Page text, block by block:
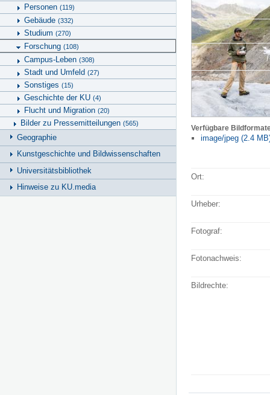
Personen (119)
Gebäude (332)
Studium (270)
Forschung (108)
Campus-Leben (308)
Stadt und Umfeld (27)
Sonstiges (15)
Geschichte der KU (4)
Flucht und Migration (20)
Bilder zu Pressemitteilungen (565)
Geographie
Kunstgeschichte und Bildwissenschaften
Universitätsbibliothek
Hinweise zu KU.media
Verfügbare
image/jpeg (2.4
Ort:
Urheber:
Fotograf:
Fotonachweis:
Bildrechte: